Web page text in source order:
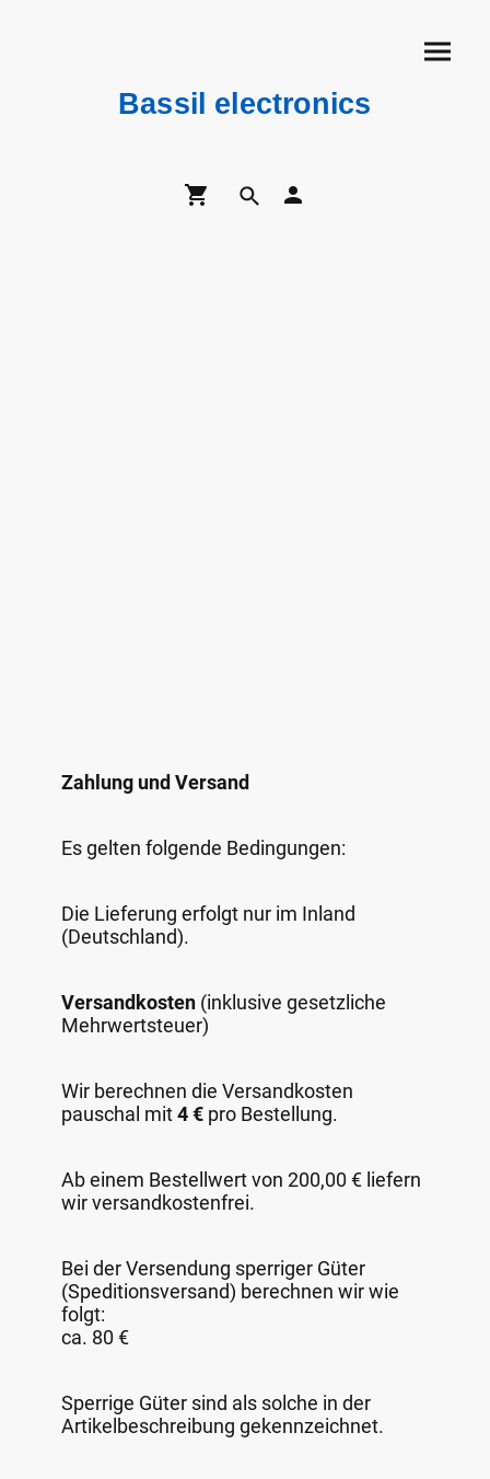
Bassil electronics
Zahlung und Versand
Es gelten folgende Bedingungen:
Die Lieferung erfolgt nur im Inland
(Deutschland).
Versandkosten (inklusive gesetzliche
Mehrwertsteuer)
Wir berechnen die Versandkosten
pauschal mit4 € pro Bestellung.
Ab einem Bestellwert von 200,00 € liefern
wir versandkostenfrei.
Bei der Versendung sperriger Güter
(Speditionsversand) berechnen wir wie
folgt:
ca. 80 €
Sperrige Güter sind als solche in der
Artikelbeschreibung gekennzeichnet.